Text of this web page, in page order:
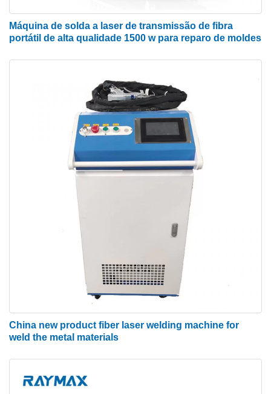
Máquina de solda a laser de transmissão de fibra
portátil de alta qualidade 1500 w para reparo de moldes
China new product fiber laser welding machine for
weld the metal materials